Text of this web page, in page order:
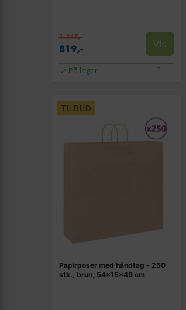
1.347,-
819,- Vis
På lager
TILBUD
Papirposer med håndtag - 250
stk., brun, 54×15×49 cm